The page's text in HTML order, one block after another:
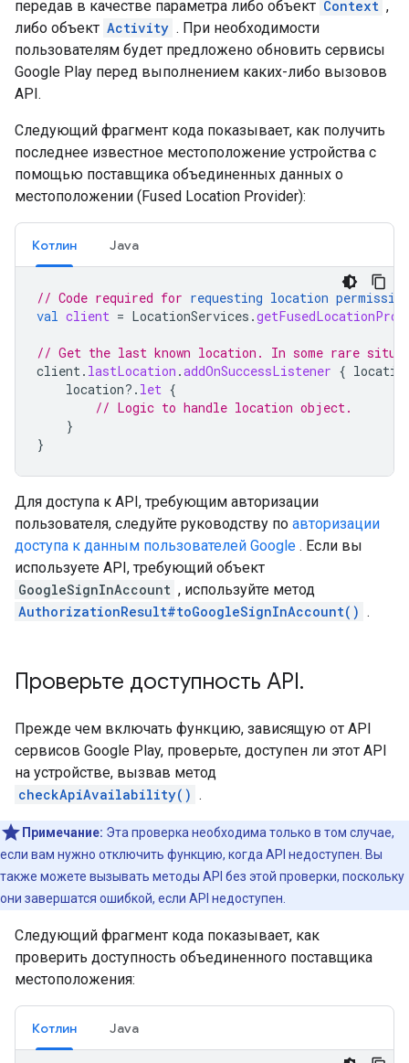
передав в качестве параметра либо объект Context ,
либо объект Activity . При необходимости
пользователям будет предложено обновить сервисы
Google Play перед выполнением каких-либо вызовов
API.
Следующий фрагмент кода показывает, как получить
последнее известное местоположение устройства с
помощью поставщика объединенных данных о
местоположении (Fused Location Provider):
Котлин Java
// Code required for requesting location
val client = LocationServices .
// Get the last known location. In some rare
client. lastLocation .addOnSuccessListener {
location?. let {
// Logic to handle location object.
}
}
Для доступа к API, требующим авторизации
пользователя, следуйте руководству по авторизации
доступа к данным пользователей Google . Если вы
используете API, требующий объект
GoogleSignInAccount , используйте метод
AuthorizationResult#toGoogleSignInAccount() .
Проверьте доступность API.
Прежде чем включать функцию, зависящую от API
сервисов Google Play, проверьте, доступен ли этот API
на устройстве, вызвав метод
checkApiAvailability() .
Примечание: Эта проверка необходима только в том случае,
если вам нужно отключить функцию, когда API недоступен. Вы
также можете вызывать методы API без этой проверки, поскольку
они завершатся ошибкой, если API недоступен.
Следующий фрагмент кода показывает, как
проверить доступность объединенного поставщика
местоположения:
Котлин Java